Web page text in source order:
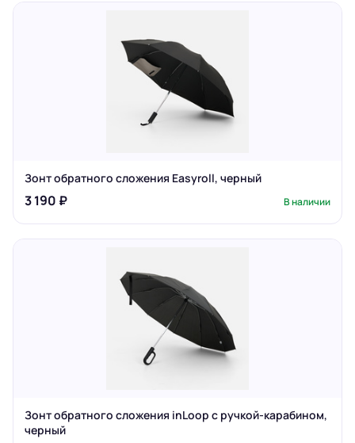
Зонт обратного сложения Easyroll, черный
3 190 ₽ В наличии
Зонт обратного сложения inLoop с ручкой-карабином,
черный